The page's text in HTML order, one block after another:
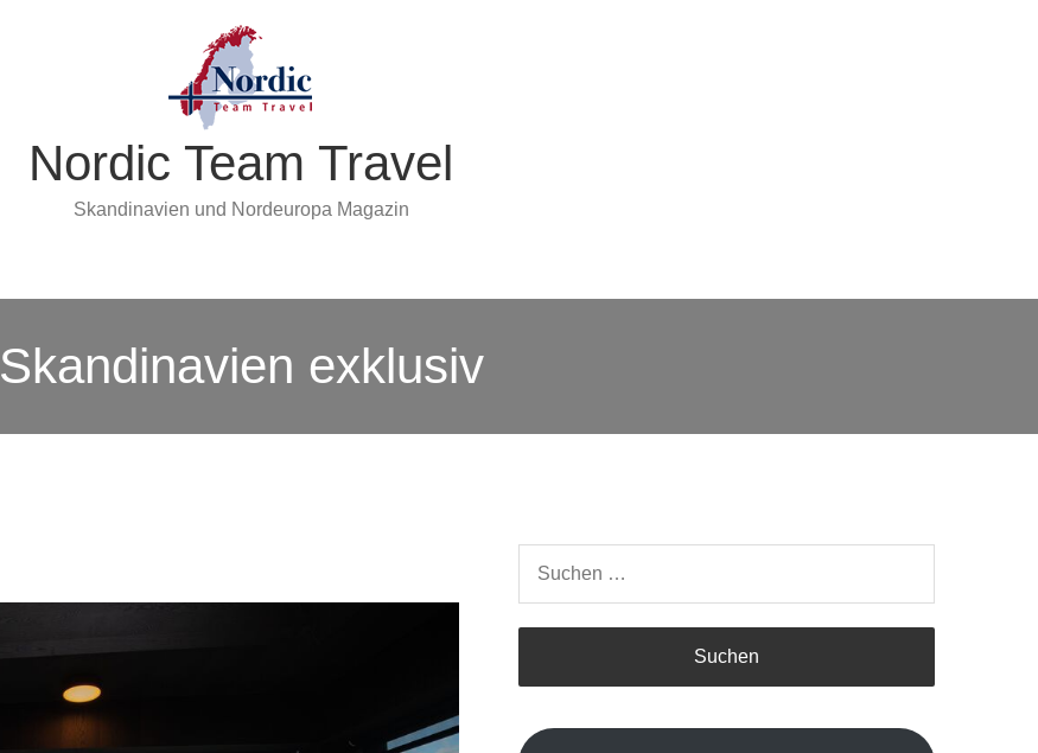
Nordic Team Travel
Skandinavien und Nordeuropa Magazin
Skandinavien exklusiv